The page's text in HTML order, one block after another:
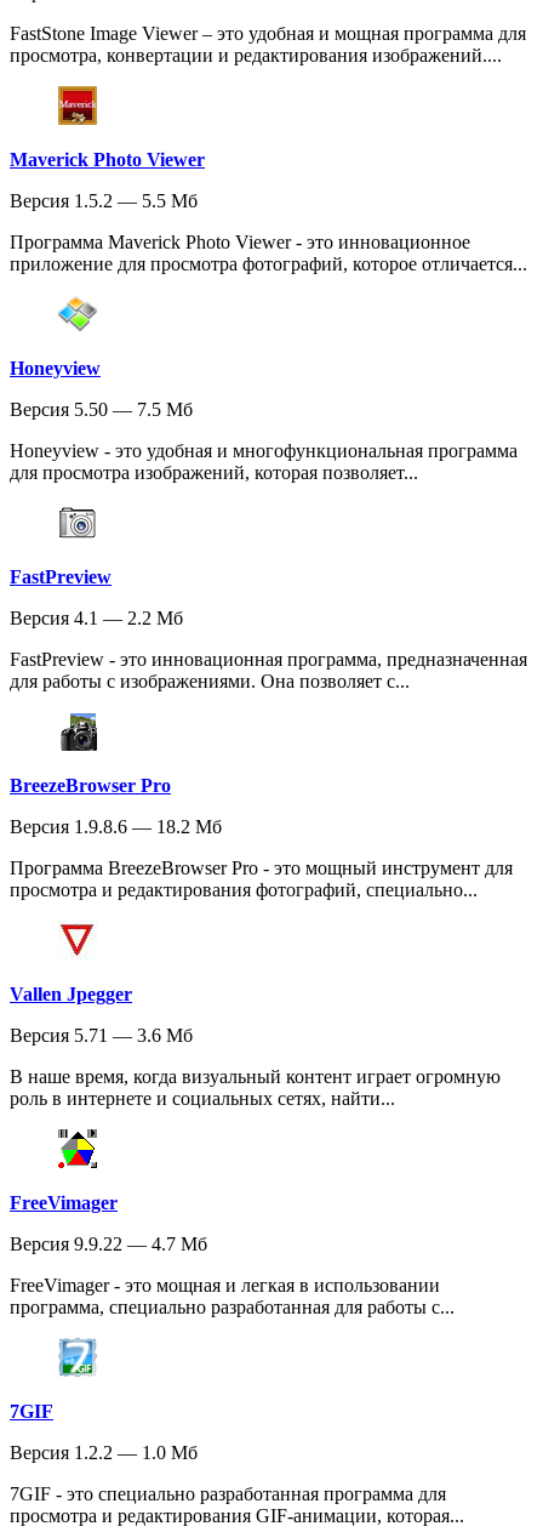
FastStone Image Viewer – это удобная и мощная программа для
просмотра, конвертации и редактирования изображений....
Maverick Photo Viewer
Версия 1.5.2 — 5.5 Мб
Программа Maverick Photo Viewer - это инновационное
приложение для просмотра фотографий, которое отличается...
Honeyview
Версия 5.50 — 7.5 Мб
Honeyview - это удобная и многофункциональная программа
для просмотра изображений, которая позволяет...
FastPreview
Версия 4.1 — 2.2 Мб
FastPreview - это инновационная программа, предназначенная
для работы с изображениями. Она позволяет с...
BreezeBrowser Pro
Версия 1.9.8.6 — 18.2 Мб
Программа BreezeBrowser Pro - это мощный инструмент для
просмотра и редактирования фотографий, специально...
Vallen Jpegger
Версия 5.71 — 3.6 Мб
В наше время, когда визуальный контент играет огромную
роль в интернете и социальных сетях, найти...
FreeVimager
Версия 9.9.22 — 4.7 Мб
FreeVimager - это мощная и легкая в использовании
программа, специально разработанная для работы с...
7GIF
Версия 1.2.2 — 1.0 Мб
7GIF - это специально разработанная программа для
просмотра и редактирования GIF-анимации, которая...